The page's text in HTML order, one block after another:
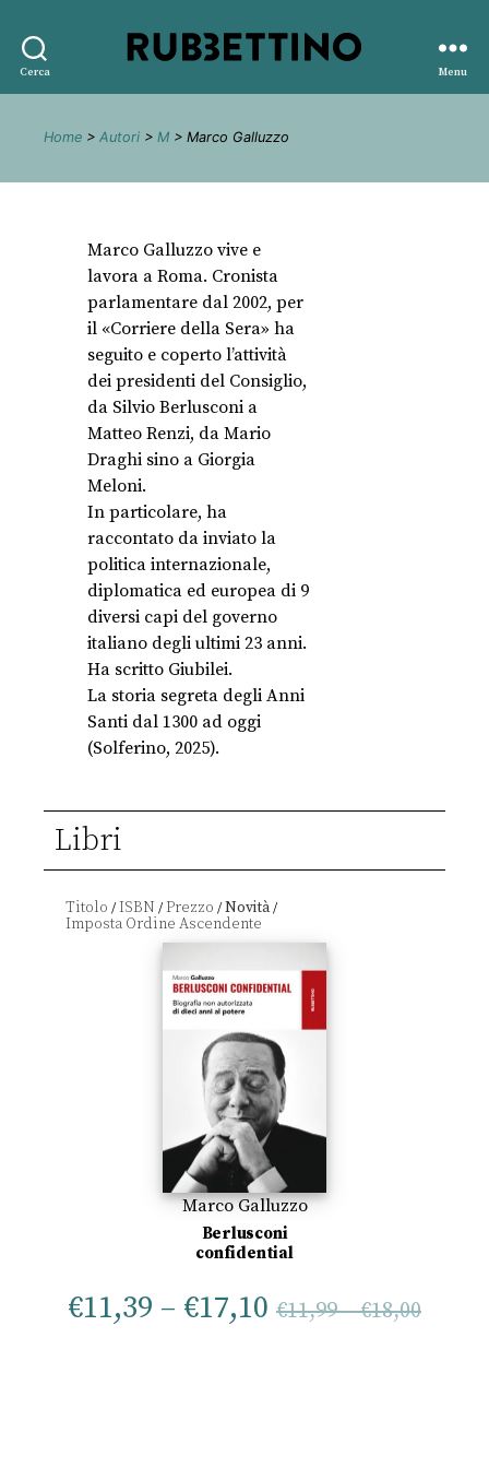
Cerca
editore
Menu
Home > Autori > M > Marco Galluzzo
Marco Galluzzo vive e
lavora a Roma. Cronista
parlamentare dal 2002, per
il «Corriere della Sera» ha
seguito e coperto l’attività
dei presidenti del Consiglio,
da Silvio Berlusconi a
Matteo Renzi, da Mario
Draghi sino a Giorgia
Meloni.
In particolare, ha
raccontato da inviato la
politica internazionale,
diplomatica ed europea di 9
diversi capi del governo
italiano degli ultimi 23 anni.
Ha scritto Giubilei.
La storia segreta degli Anni
Santi dal 1300 ad oggi
(Solferino, 2025).
Libri
Titolo /ISBN /Prezzo /Novità/
Marco Galluzzo
Berlusconi
confidential
€11,39 – €17,10 €11,99–€18,00